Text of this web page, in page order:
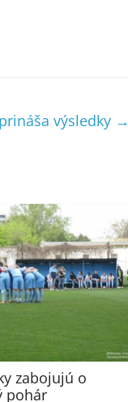
výsledky →
zabojujú o
pohár